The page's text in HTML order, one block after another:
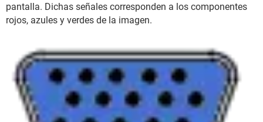
pantalla. Dichas señales corresponden a los componentes
rojos, azules y verdes de la imagen.